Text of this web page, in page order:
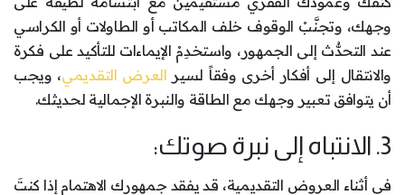
وجهك، وتجنَّبْ الوقوف خلف المكاتب أو الطاولات أو الكراسي
عند التحدُّث إلى الجمهور، واستخدِمْ الإيماءات للتأكيد على فكرة
والانتقال إلى أفكار أخرى وفقاً لسير العرض التقديمي، ويجب
أن يتوافق تعبير وجهك مع الطاقة والنبرة الإجمالية لحديثك.
3. الانتباه إلى نبرة صوتك:
في أثناء العروض التقديمية، قد يفقد جمهورك الاهتمام إذا كنتَ